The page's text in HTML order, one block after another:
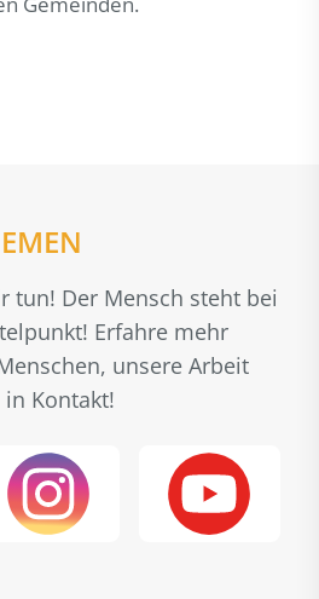
tun! Der Mensch steht bei
Erfahre mehr
unsere Arbeit
Kontakt!